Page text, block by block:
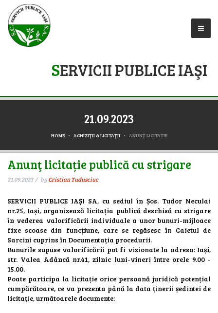
SERVICII PUBLICE IAŞI
21.09.2023
HOME ACHIZIŢII & LICITAŢII ANUNŢ LICITAȚIE
Anunţ licitație publică cu strigare
21.09.2023 byCristian Tudusciuc
SERVICII PUBLICE IAȘI SA, cu sediul în Șos. Tudor Neculai
nr.25, Iași, organizează licitația publică deschisă cu strigare
în vederea valorificării individuale a unor bunuri-mijloace
fixe scoase din funcțiune, care se regăsesc în Caietul de
Sarcini cuprins în Documentația procedurii.
Bunurile supuse valorificării pot fi vizionate la adresa: Iași,
str. Valea Adâncă nr.41, zilnic luni-vineri între orele 9.00 -
15.00.
Poate participa la licitație orice persoană juridică potențial
cumpărătoare, ce va prezenta până la data ținerii ședintei de
licitație, următoarele documente: